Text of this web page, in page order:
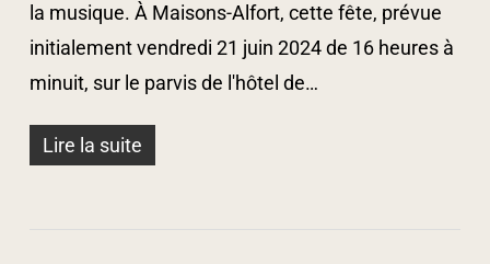
la musique. À Maisons-Alfort, cette fête, prévue
initialement vendredi 21 juin 2024 de 16 heures à
minuit, sur le parvis de l'hôtel de…
Lire la suite